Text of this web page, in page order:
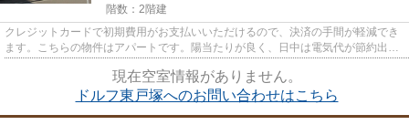
階数：2階建
クレジットカードで初期費用がお支払いいただけるので、決済の手間が軽減でき
ます。こちらの物件はアパートです。陽当たりが良く、日中は電気代が節約出来
現在空室情報がありません。
ドルフ東戸塚へのお問い合わせはこちら